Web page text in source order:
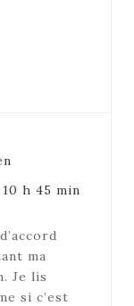
h 45 min
ma
Je lis
si c’est